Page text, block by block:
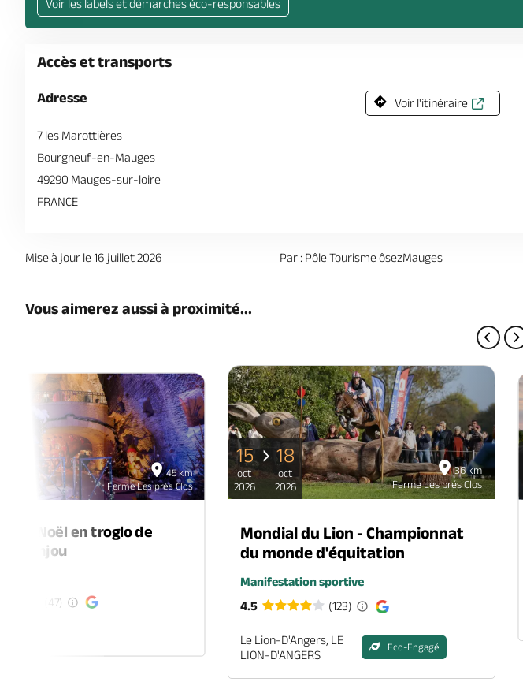
Voir les labels et démarches éco-responsables
Accès et transports
Adresse
7 les Marottières
Bourgneuf-en-Mauges
49290 Mauges-sur-loire
FRANCE
Voir l'itinéraire
Mise à jour le 16 juillet 2026 Par : Pôle Tourisme ôsezMauges
Vous aimerez aussi à proximité...
45 km
Ferme Les prés Clos
de Noël en troglo de
en-Anjou
(47)
36 km
Ferme Les prés Clos
15
oct
2026
18
oct
2026
Mondial du Lion - Championnat
du monde d'équitation
Manifestation sportive
4.5
(123)
Le Lion-D'Angers, LE
LION-D'ANGERS
Eco-Engagé